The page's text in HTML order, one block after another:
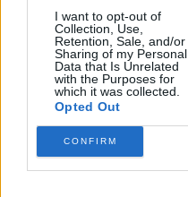
I want to opt-out of
Collection, Use,
Retention, Sale, and/or
Sharing of my Personal
Data that Is Unrelated
with the Purposes for
which it was collected.
Opted Out
CONFIRM